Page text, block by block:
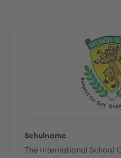
Schulname
The International School